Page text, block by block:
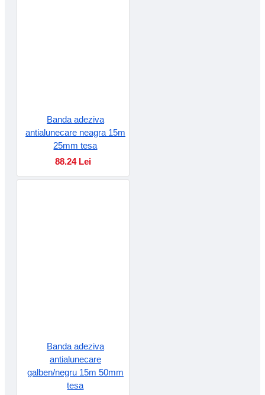
Banda adeziva
antialunecare neagra 15m
25mm tesa
88.24 Lei
Banda adeziva
antialunecare
galben/negru 15m 50mm
tesa